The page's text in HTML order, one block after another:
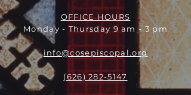
OFFICE HOURS
Monday - Thursday 9 am - 3 pm
info@cosepiscopal.org
(626) 282-5147